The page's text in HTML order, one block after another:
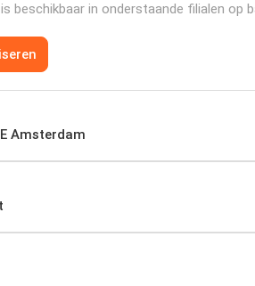
beschikbaar in onderstaande filialen op
Amsterdam